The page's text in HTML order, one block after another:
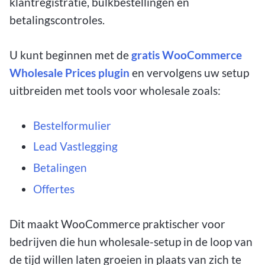
betalingscontroles.
U kunt beginnen met degratis WooCommerce
Wholesale Prices plugin en vervolgens uw setup
uitbreiden met tools voor wholesale zoals:
Bestelformulier
Lead Vastlegging
Betalingen
Offertes
Dit maakt WooCommerce praktischer voor
bedrijven die hun wholesale-setup in de loop van
de tijd willen laten groeien in plaats van zich te